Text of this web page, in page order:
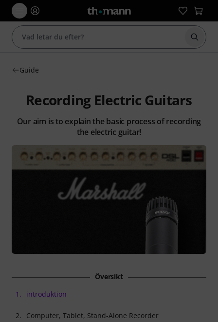
Börja
Guide
Recording Electric Guitars
Our aim is to explain the basic process of recording
the electric guitar!
Översikt
1.
introduktion
2. Computer, Tablet, Stand-Alone Recorder